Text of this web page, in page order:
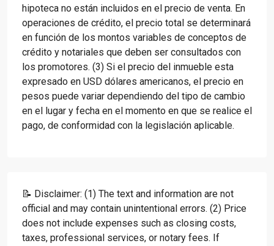
hipoteca no están incluidos en el precio de venta. En
operaciones de crédito, el precio total se determinará
en función de los montos variables de conceptos de
crédito y notariales que deben ser consultados con
los promotores. (3) Si el precio del inmueble esta
expresado en USD dólares americanos, el precio en
pesos puede variar dependiendo del tipo de cambio
en el lugar y fecha en el momento en que se realice el
pago, de conformidad con la legislación aplicable.
📝 Disclaimer: (1) The text and information are not
official and may contain unintentional errors. (2) Price
does not include expenses such as closing costs,
taxes, professional services, or notary fees. If